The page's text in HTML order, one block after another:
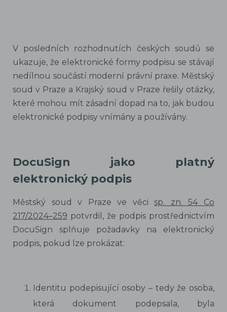
V posledních rozhodnutích českých soudů se
ukazuje, že elektronické formy podpisu se stávají
nedílnou součástí moderní právní praxe. Městský
soud v Praze a Krajský soud v Praze řešily otázky,
které mohou mít zásadní dopad na to, jak budou
elektronické podpisy vnímány a používány.
DocuSign jako platný
elektronický podpis
Městský soud v Praze ve věcisp. zn. 54 Co
217/2024–259 potvrdil, že podpis prostřednictvím
DocuSign splňuje požadavky na elektronický
podpis, pokud lze prokázat:
Identitu podepisující osoby – tedy že osoba,
která dokument podepsala, byla